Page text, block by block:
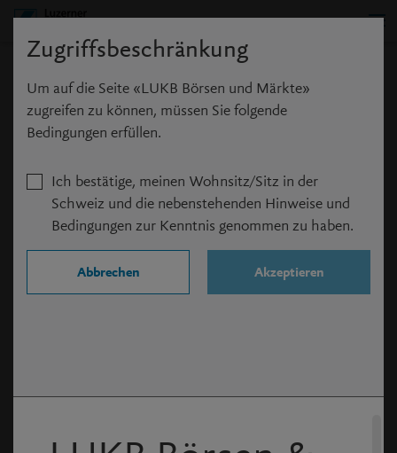
News Suche
Suchbegriff
06.08.2026Power Solutions
Zugriffsbeschränkung
Um auf die Seite «LUKB Börsen und Märkte»
zugreifen zu können, müssen Sie folgende
Bedingungen erfüllen.
Ich bestätige, meinen Wohnsitz/Sitz in der
Schweiz und die nebenstehenden Hinweise und
Bedingungen zur Kenntnis genommen zu haben.
Abbrechen Akzeptieren